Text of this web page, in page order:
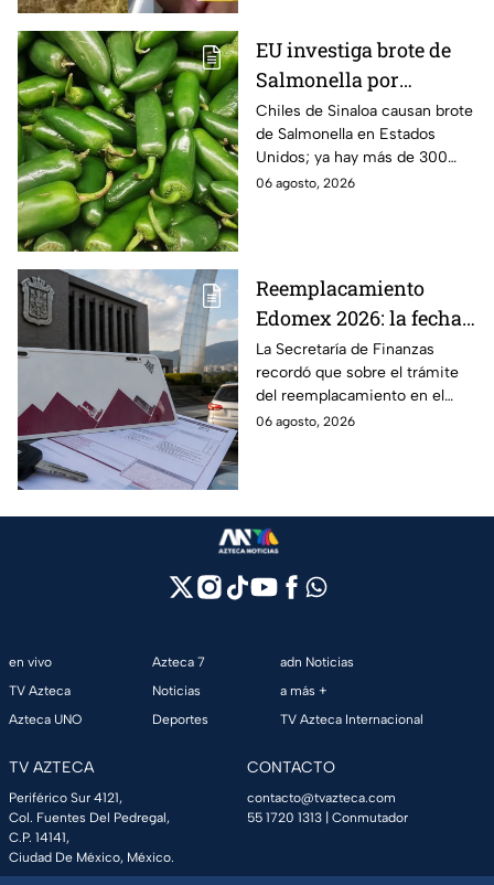
EU investiga brote de
Salmonella por
jalapeños de Sinaloa
Chiles de Sinaloa causan brote
de Salmonella en Estados
Unidos; ya hay más de 300
enfermos en 27 estados.
06 agosto, 2026
Reemplacamiento
Edomex 2026: la fecha
límite para obtener el
100% de descuento
La Secretaría de Finanzas
recordó que sobre el trámite
del reemplacamiento en el
Edomex, ¿hasta cuándo se
06 agosto, 2026
en vivo
TV Azteca
Azteca UNO
Azteca 7
Noticias
Deportes
adn Noticias
a más +
TV Azteca Internacional
TV AZTECA
Periférico Sur 4121,
Col. Fuentes Del Pedregal,
C.P. 14141,
Ciudad De México, México.
CONTACTO
contacto@tvazteca.com
55 1720 1313 | Conmutador